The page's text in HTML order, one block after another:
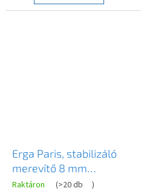
Erga Paris, stabilizáló
merevítő 8 mm
üvegvastagságú
Raktáron (>20 db )